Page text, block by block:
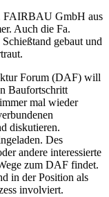
FAIRBAU GmbH aus
Auch die Fa.
gebaut und
Forum (DAF) will
Baufortschritt
mal wieder
diskutieren.
Des
andere interessierte
zum DAF findet.
in der Position als
involviert.